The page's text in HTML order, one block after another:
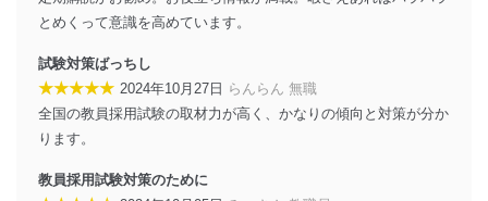
改訂：2025年2月20日
制定：2005年4月1日
株式会社富士山マガジンサービス
代表取締役会長 西野 伸一郎
個人情報の取扱いについて
１．個人情報保護管理者
とめくって意識を高めています。
試験対策ばっちし
★★★★★ 2024年10月27日 らんらん 無職
全国の教員採用試験の取材力が高く、かなりの傾向と対策が分か
ります。
教員採用試験対策のために